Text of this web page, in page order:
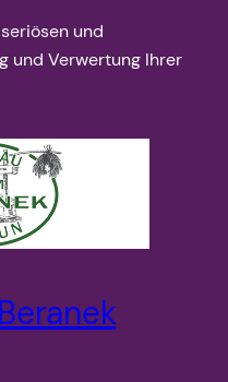
und
und Verwertung Ihrer